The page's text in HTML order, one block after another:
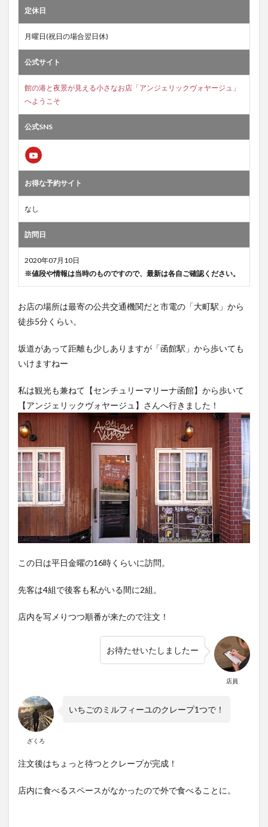
定休日
月曜日(祝日の場合翌日休)
公式サイト
館の港と夜景が見える小さなお店「アンジェリックヴォヤージュ」
へようこそ
公式SNS
お得な予約サイト
なし
訪問日
2020年07月10日
※値段や情報は当時のものですので、最新は各自ご確認ください。
お店の場所は最寄の公共交通機関だと市電の「大町駅」から
徒歩5分くらい。
坂道があって距離も少しありますが「函館駅」から歩いても
いけますねー
私は観光も兼ねて【センチュリーマリーナ函館】から歩いて
【アンジェリックヴォヤージュ】さんへ行きました！
この日は平日金曜の16時くらいに訪問。
先客は4組で後客も私がいる間に2組。
店内を写メりつつ順番が来たので注文！
店員
お待たせいたしましたー
ざくろ
いちごのミルフィーユのクレープ1つで！
注文後はちょっと待つとクレープが完成！
店内に食べるスペースがなかったので外で食べることに。